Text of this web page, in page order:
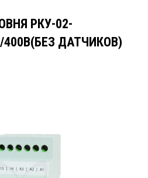
РКУ-02-
400В(БЕЗ ДАТЧИКОВ)